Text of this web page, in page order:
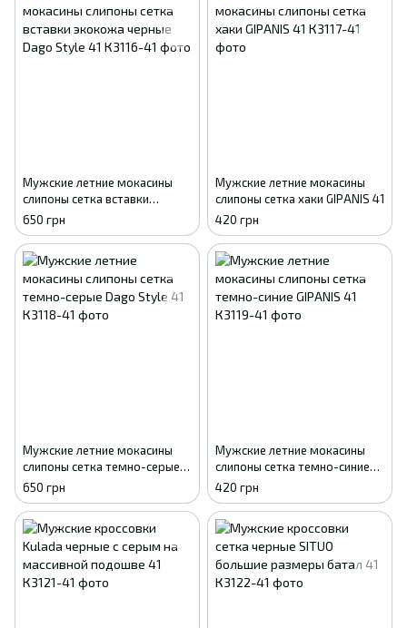
Мужские летние мокасины
слипоны сетка вставки
экокожа черные Dago Style
41
650 грн
Мужские летние мокасины
слипоны сетка хаки GIPANIS 41
420 грн
Мужские летние мокасины
слипоны сетка темно-серые
Dago Style 41
650 грн
Мужские летние мокасины
слипоны сетка темно-синие
GIPANIS 41
420 грн